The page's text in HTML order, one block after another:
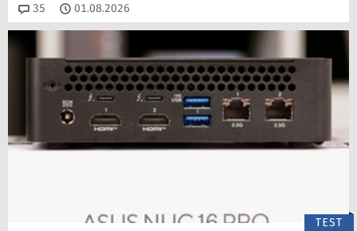
35 Kommentare
01.08.2026
TEST